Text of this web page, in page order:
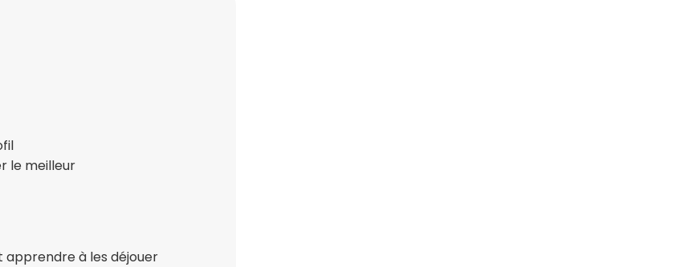
le meilleur
apprendre à les déjouer